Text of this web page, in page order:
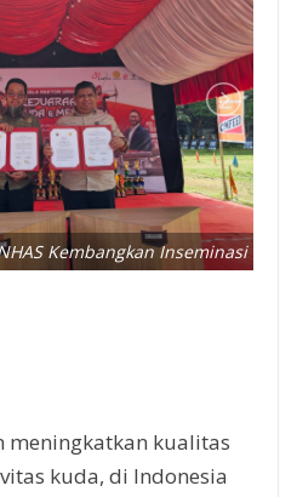
Kembangkan Inseminasi
meningkatkan kualitas
kuda, di Indonesia